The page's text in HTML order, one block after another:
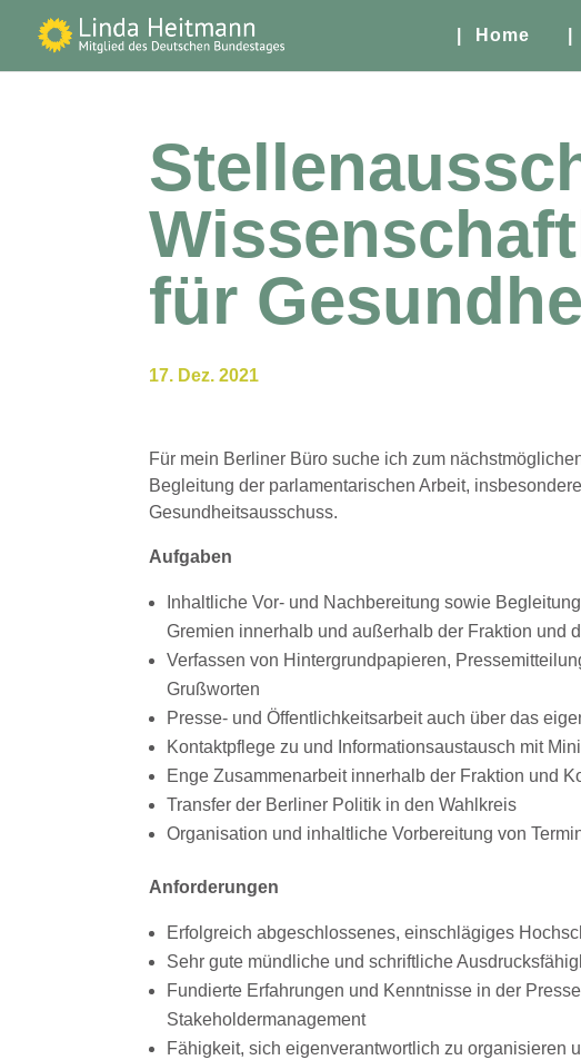
| Home
für
17. Dez. 2021
Für mein Berliner Büro suche ich zum
Begleitung der parlamentarischen Arbeit,
Gesundheitsausschuss.
Aufgaben
Inhaltliche Vor- und Nachbereitung sowie
Gremien innerhalb und außerhalb der Fraktion und
Verfassen von Hintergrundpapieren,
Grußworten
Presse- und Öffentlichkeitsarbeit auch über das
Kontaktpflege zu und Informationsaustausch mit
Enge Zusammenarbeit innerhalb der Fraktion und
Transfer der Berliner Politik in den Wahlkreis
Organisation und inhaltliche Vorbereitung von
Anforderungen
Erfolgreich abgeschlossenes, einschlägiges
Sehr gute mündliche und schriftliche
Fundierte Erfahrungen und Kenntnisse in der
Stakeholdermanagement
Fähigkeit, sich eigenverantwortlich zu organisieren